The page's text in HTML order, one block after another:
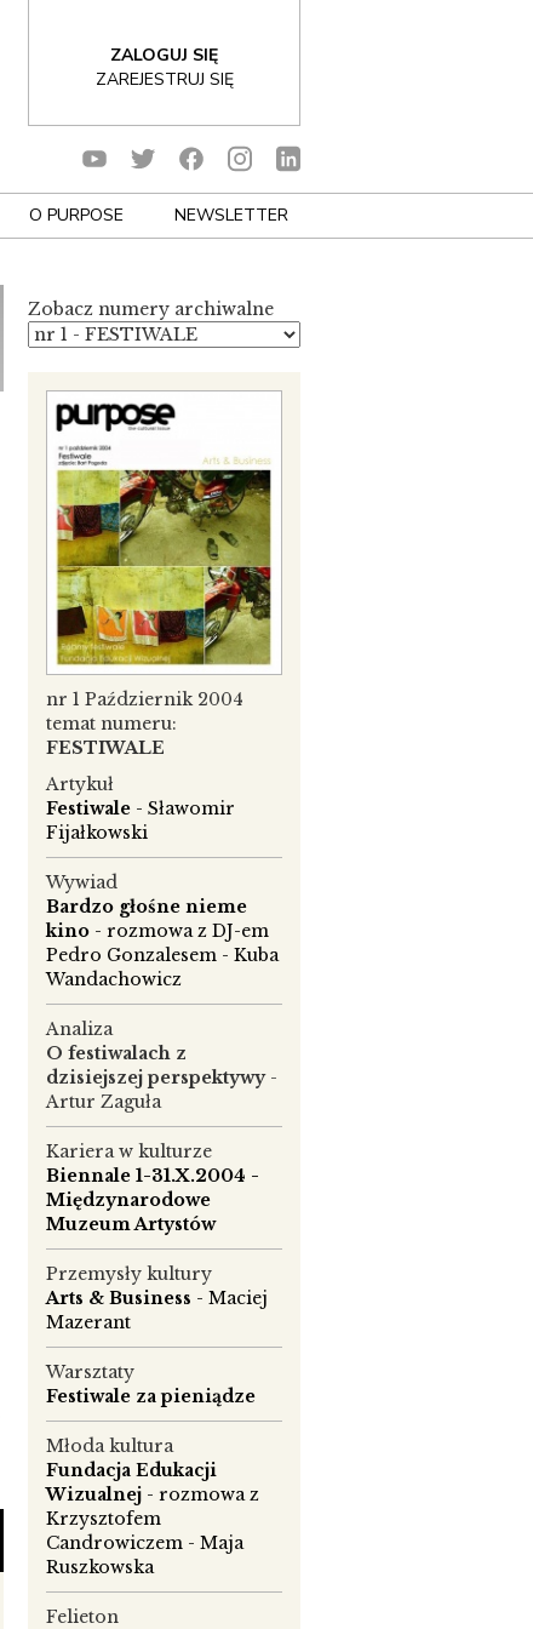
ZALOGUJ SIĘ
ZAREJESTRUJ SIĘ
O PURPOSE NEWSLETTER
Zobacz numery archiwalne
nr 1 Październik 2004
temat numeru:
FESTIWALE
Artykuł
Festiwale - Sławomir
Fijałkowski
Wywiad
Bardzo głośne nieme
kino - rozmowa z DJ-em
Pedro Gonzalesem - Kuba
Wandachowicz
Analiza
O festiwalach z
dzisiejszej perspektywy-
Artur Zaguła
Kariera w kulturze
Biennale 1-31.X.2004 -
Międzynarodowe
Muzeum Artystów
Przemysły kultury
Arts & Business - Maciej
Mazerant
Warsztaty
Festiwale za pieniądze
Młoda kultura
Fundacja Edukacji
Wizualnej - rozmowa z
Krzysztofem
Candrowiczem - Maja
Ruszkowska
Felieton